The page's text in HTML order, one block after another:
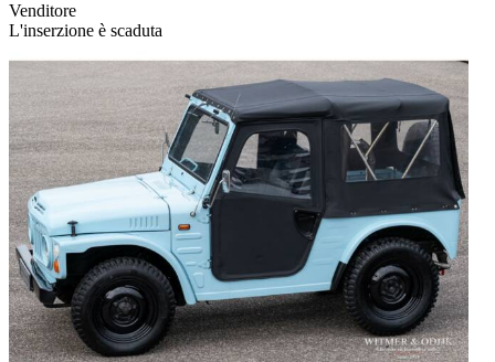
Venditore
L'inserzione è scaduta